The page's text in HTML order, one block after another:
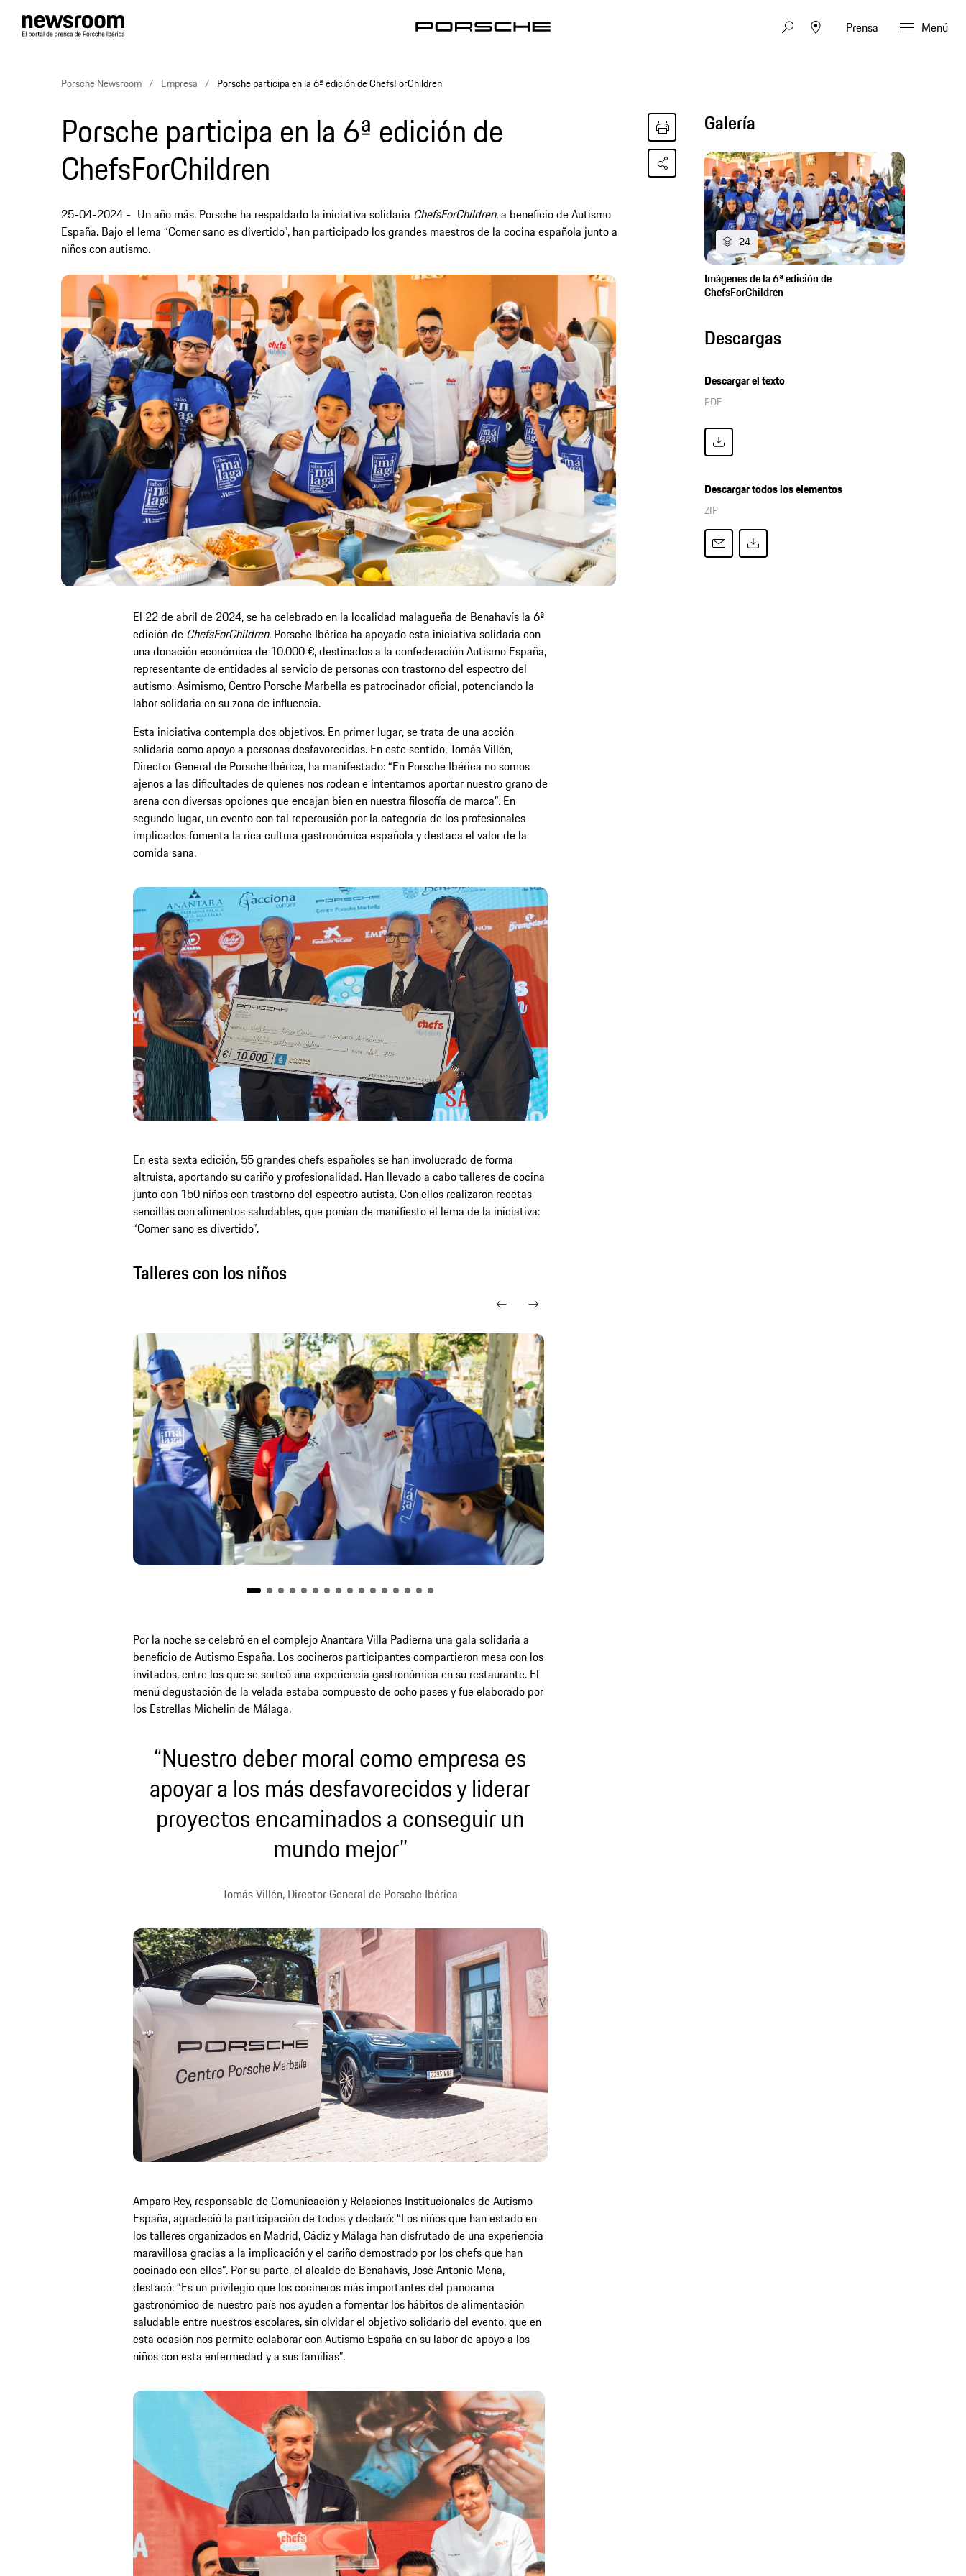
Prensa Menú
Porsche Newsroom Empresa Porsche participa en la 6ª edición de ChefsForChildren
Porsche participa en la 6ª edición de
ChefsForChildren
25-04-2024 Un año más, Porsche ha respaldado la iniciativa solidaria ChefsForChildren, a beneficio de Autismo
España. Bajo el lema “Comer sano es divertido”, han participado los grandes maestros de la cocina española junto a
niños con autismo.
El 22 de abril de 2024, se ha celebrado en la localidad malagueña de Benahavís la 6ª
edición de ChefsForChildren. Porsche Ibérica ha apoyado esta iniciativa solidaria con
una donación económica de 10.000 €, destinados a la confederación Autismo España,
representante de entidades al servicio de personas con trastorno del espectro del
autismo. Asimismo, Centro Porsche Marbella es patrocinador oficial, potenciando la
labor solidaria en su zona de influencia.
Esta iniciativa contempla dos objetivos. En primer lugar, se trata de una acción
solidaria como apoyo a personas desfavorecidas. En este sentido, Tomás Villén,
Director General de Porsche Ibérica, ha manifestado: “En Porsche Ibérica no somos
ajenos a las dificultades de quienes nos rodean e intentamos aportar nuestro grano de
arena con diversas opciones que encajan bien en nuestra filosofía de marca”. En
segundo lugar, un evento con tal repercusión por la categoría de los profesionales
implicados fomenta la rica cultura gastronómica española y destaca el valor de la
comida sana.
En esta sexta edición, 55 grandes chefs españoles se han involucrado de forma
altruista, aportando su cariño y profesionalidad. Han llevado a cabo talleres de cocina
junto con 150 niños con trastorno del espectro autista. Con ellos realizaron recetas
sencillas con alimentos saludables, que ponían de manifiesto el lema de la iniciativa:
“Comer sano es divertido”.
Talleres con los niños
Por la noche se celebró en el complejo Anantara Villa Padierna una gala solidaria a
beneficio de Autismo España. Los cocineros participantes compartieron mesa con los
invitados, entre los que se sorteó una experiencia gastronómica en su restaurante. El
menú degustación de la velada estaba compuesto de ocho pases y fue elaborado por
los Estrellas Michelin de Málaga.
“Nuestro deber moral como empresa es
apoyar a los más desfavorecidos y liderar
proyectos encaminados a conseguir un
mundo mejor”
Tomás Villén, Director General de Porsche Ibérica
Amparo Rey, responsable de Comunicación y Relaciones Institucionales de Autismo
España, agradeció la participación de todos y declaró: “Los niños que han estado en
los talleres organizados en Madrid, Cádiz y Málaga han disfrutado de una experiencia
maravillosa gracias a la implicación y el cariño demostrado por los chefs que han
cocinado con ellos”. Por su parte, el alcalde de Benahavís, José Antonio Mena,
destacó: “Es un privilegio que los cocineros más importantes del panorama
gastronómico de nuestro país nos ayuden a fomentar los hábitos de alimentación
saludable entre nuestros escolares, sin olvidar el objetivo solidario del evento, que en
esta ocasión nos permite colaborar con Autismo España en su labor de apoyo a los
niños con esta enfermedad y a sus familias”.
Galería
24
Imágenes de la 6ª edición de
ChefsForChildren
Descargas
Descargar el texto
PDF
Descargar todos los elementos
ZIP